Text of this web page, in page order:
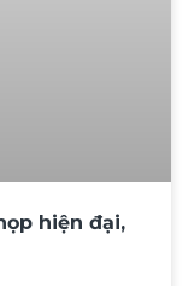
hiện đại,